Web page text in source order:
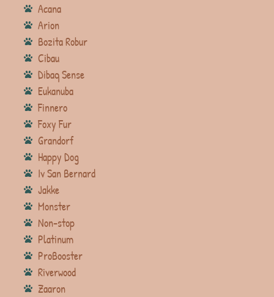
Acana
Arion
Bozita Robur
Cibau
Dibaq Sense
Eukanuba
Finnero
Foxy Fur
Grandorf
Happy Dog
Iv San Bernard
Jakke
Monster
Non-stop
Platinum
ProBooster
Riverwood
Zaaron